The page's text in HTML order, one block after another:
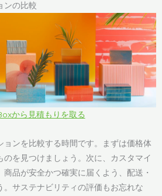
ンの比較
から見積もりを取る
ョンを比較する時間です。まずは価格体
のを見つけましょう。次に、カスタマイ
品が安全かつ確実に届くよう、配送・
。サステナビリティの評価もお忘れな